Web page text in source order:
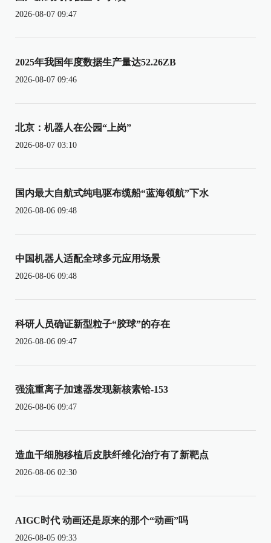
2026-08-07 09:47
2025年我国年度数据生产量达52.26ZB
2026-08-07 09:46
北京：机器人在公园“上岗”
2026-08-07 03:10
国内最大自航式纯电驱布缆船“蓝海领航”下水
2026-08-06 09:48
中国机器人适配全球多元应用场景
2026-08-06 09:48
科研人员确证新型粒子“胶球”的存在
2026-08-06 09:47
强流重离子加速器发现新核素铪-153
2026-08-06 09:47
造血干细胞移植后皮肤纤维化治疗有了新靶点
2026-08-06 02:30
AIGC时代 动画还是原来的那个“动画”吗
2026-08-05 09:33